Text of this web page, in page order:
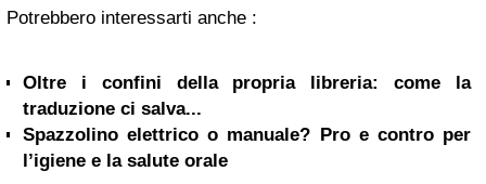
Potrebbero interessarti anche :
Oltre i confini della propria libreria: come la
traduzione ci salva...
Spazzolino elettrico o manuale? Pro e contro per
l’igiene e la salute orale